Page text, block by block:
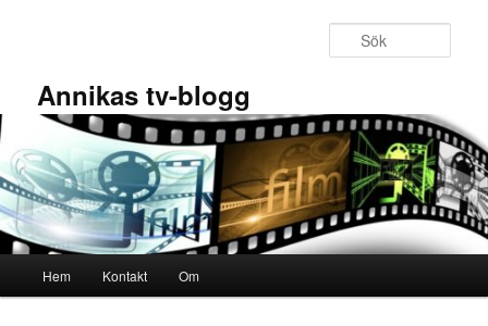
Annikas tv-blogg
Hem Kontakt Om